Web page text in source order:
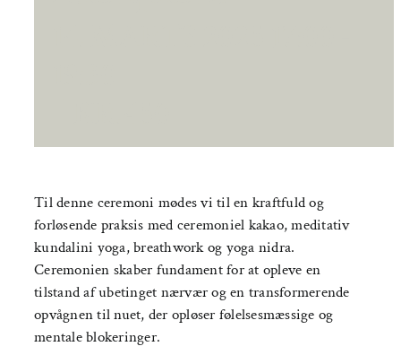
Til denne ceremoni mødes vi til en kraftfuld og
forløsende praksis med ceremoniel kakao, meditativ
kundalini yoga, breathwork og yoga nidra.
Ceremonien skaber fundament for at opleve en
tilstand af ubetinget nærvær og en transformerende
opvågnen til nuet, der opløser følelsesmæssige og
mentale blokeringer.